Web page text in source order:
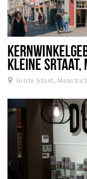
KLEINE SRTAAT,
BRUGSTRAAT,
Grote Staat,